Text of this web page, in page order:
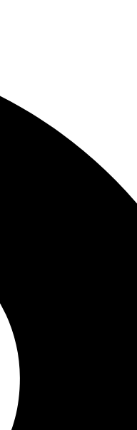
zu verbessern
Seite zur Verfügung stehen.